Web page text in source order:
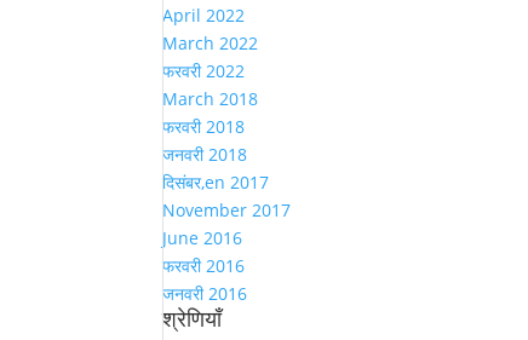
April 2022
March 2022
फरवरी 2022
March 2018
फरवरी 2018
जनवरी 2018
दिसंबर,en 2017
November 2017
June 2016
फरवरी 2016
जनवरी 2016
श्रेणियाँ